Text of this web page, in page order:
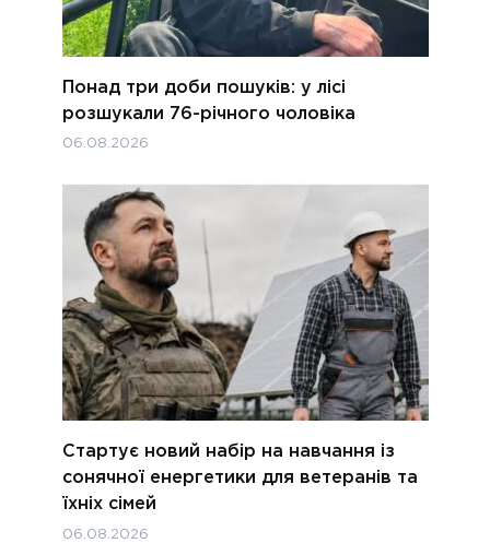
Понад три доби пошуків: у лісі
розшукали 76-річного чоловіка
06.08.2026
Стартує новий набір на навчання із
сонячної енергетики для ветеранів та
їхніх сімей
06.08.2026